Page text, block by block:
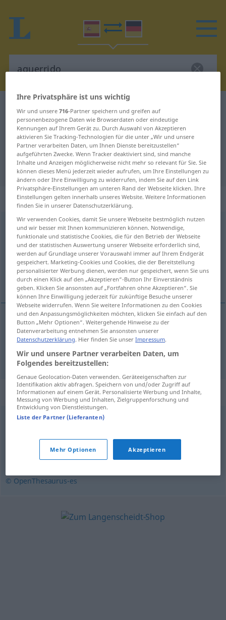
Spanisch-Deutsch Wörterbuch aguerrido
Spanisch-Deutsch Übersetzung für
"aguerrido"
"aguerrido" Deutsch Übersetzung
„aguerrido“: adjetivo
aguerrido [aɣɛˈrriðo]adj
Übersicht aller Übersetzungen
(Für mehr Details die Übersetzung anklicken/antippen)
kriegserfahren, kampferprobt, abgehärtet
kriegserfahren,kampferprobt aguerrido
abgehärtet aguerrido FIG
Synonyme für "aguerrido"
combatiente,esgrimidor,guerrero,guerrillero
pendenciero,soldado
© OpenThesaurus-es
Ihre Privatsphäre ist uns wichtig
Wir und unsere716-Partner speichern und greifen auf
personenbezogene Daten wie Browserdaten oder eindeutige
Kennungen auf Ihrem Gerät zu. Durch Auswahl von Akzeptieren
aktivieren Sie Tracking-Technologien für die unter „Wir und unsere
Partner verarbeiten Daten, um Ihnen Dienste bereitzustellen“
aufgeführten Zwecke. Wenn Tracker deaktiviert sind, sind manche
Inhalte und Anzeigen möglicherweise nicht mehr so relevant für Sie. Sie
können dieses Menü jederzeit wieder aufrufen, um Ihre Einstellungen zu
ändern oder Ihre Einwilligung zu widerrufen, indem Sie auf den Link
Privatsphäre-Einstellungen am unteren Rand der Webseite klicken. Ihre
Einstellungen gelten innerhalb unseres Website. Weitere Informationen
finden Sie in unserer Datenschutzerklärung.
Wir verwenden Cookies, damit Sie unsere Webseite bestmöglich nutzen
und wir besser mit Ihnen kommunizieren können. Notwendige,
funktionale und statistische Cookies, die für den Betrieb der Webseite
und der statistischen Auswertung unserer Webseite erforderlich sind,
werden auf Grundlage unserer Vorauswahl immer auf Ihrem Endgerät
gespeichert. Marketing-Cookies und Cookies, die der Bereitstellung
personalisierter Werbung dienen, werden nur gespeichert, wenn Sie uns
durch einen Klick auf den „Akzeptieren“-Button Ihr Einverständnis
geben. Klicken Sie ansonsten auf „Fortfahren ohne Akzeptieren“. Sie
können Ihre Einwilligung jederzeit für zukünftige Besuche unserer
Webseite widerrufen. Wenn Sie weitere Informationen zu den Cookies
und den Anpassungsmöglichkeiten möchten, klicken Sie einfach auf den
Button „Mehr Optionen“. Weitergehende Hinweise zu der
Datenverarbeitung entnehmen Sie ansonsten unserer
Datenschutzerklärung. Hier finden Sie unserImpressum.
Wir und unsere Partner verarbeiten Daten, um
Folgendes bereitzustellen:
Genaue Geolocation-Daten verwenden. Geräteeigenschaften zur
Identifikation aktiv abfragen. Speichern von und/oder Zugriff auf
Informationen auf einem Gerät. Personalisierte Werbung und Inhalte,
Messung von Werbung und Inhalten, Zielgruppenforschung und
Entwicklung von Dienstleistungen.
Liste der Partner (Lieferanten)
Mehr Optionen Akzeptieren